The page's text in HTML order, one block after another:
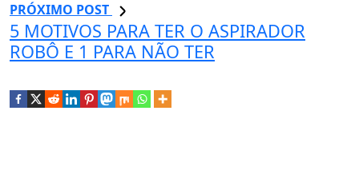
PRÓXIMO POST
5 MOTIVOS PARA TER O ASPIRADOR
ROBÔ E 1 PARA NÃO TER